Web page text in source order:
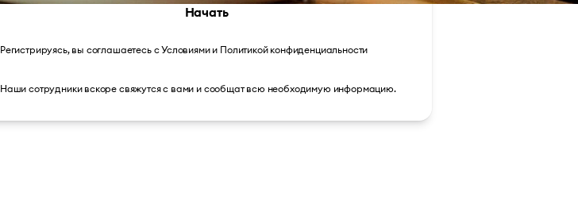
Начать
Регистрируясь, вы соглашаетесь сУсловиямии Политикой конфиденциальности
Наши сотрудники вскоре свяжутся с вами и сообщат всю необходимую информацию.